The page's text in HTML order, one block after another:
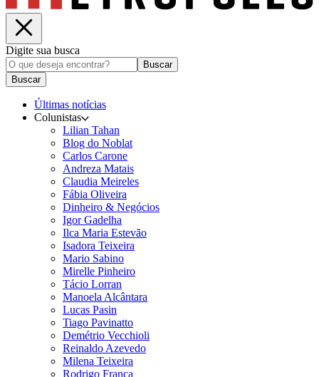
Digite sua busca
Buscar
Buscar
Últimas notícias
Colunistas
Lilian Tahan
Blog do Noblat
Carlos Carone
Andreza Matais
Claudia Meireles
Fábia Oliveira
Dinheiro & Negócios
Igor Gadelha
Ilca Maria Estevão
Isadora Teixeira
Mario Sabino
Mirelle Pinheiro
Tácio Lorran
Manoela Alcântara
Lucas Pasin
Tiago Pavinatto
Demétrio Vecchioli
Reinaldo Azevedo
Milena Teixeira
Rodrigo França